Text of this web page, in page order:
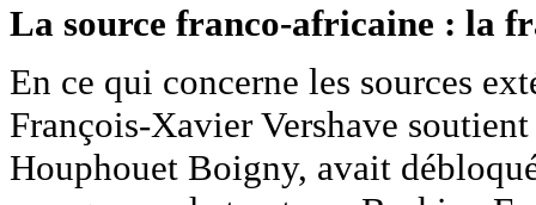
La source franco-africaine : la
En ce qui concerne les sources
François-Xavier Vershave
Houphouet Boigny, avait